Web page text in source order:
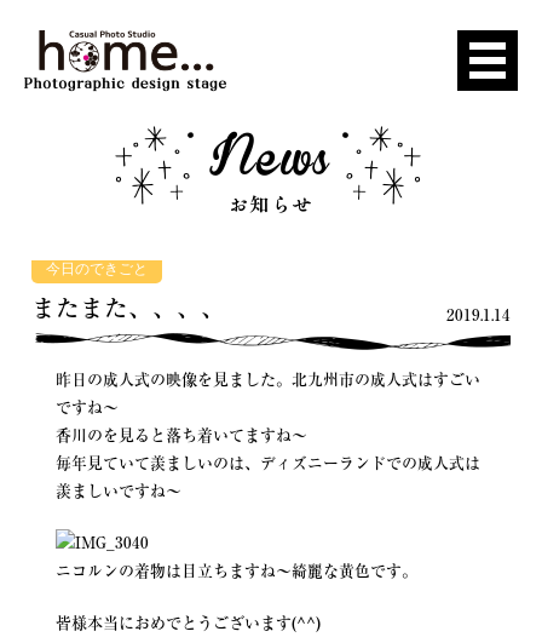
今日のできごと
またまた、、、、 2019.1.14
昨日の成人式の映像を見ました。北九州市の成人式はすごい
ですね〜
香川のを見ると落ち着いてますね〜
毎年見ていて羨ましいのは、ディズニーランドでの成人式は
羨ましいですね〜
ニコルンの着物は目立ちますね〜綺麗な黄色です。
皆様本当におめでとうございます(^^)